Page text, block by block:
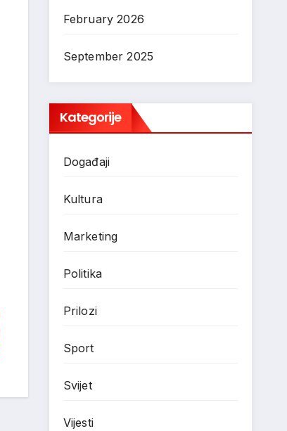
February 2026
September 2025
Kategorije
Događaji
Kultura
Marketing
Politika
Prilozi
Sport
Svijet
Vijesti